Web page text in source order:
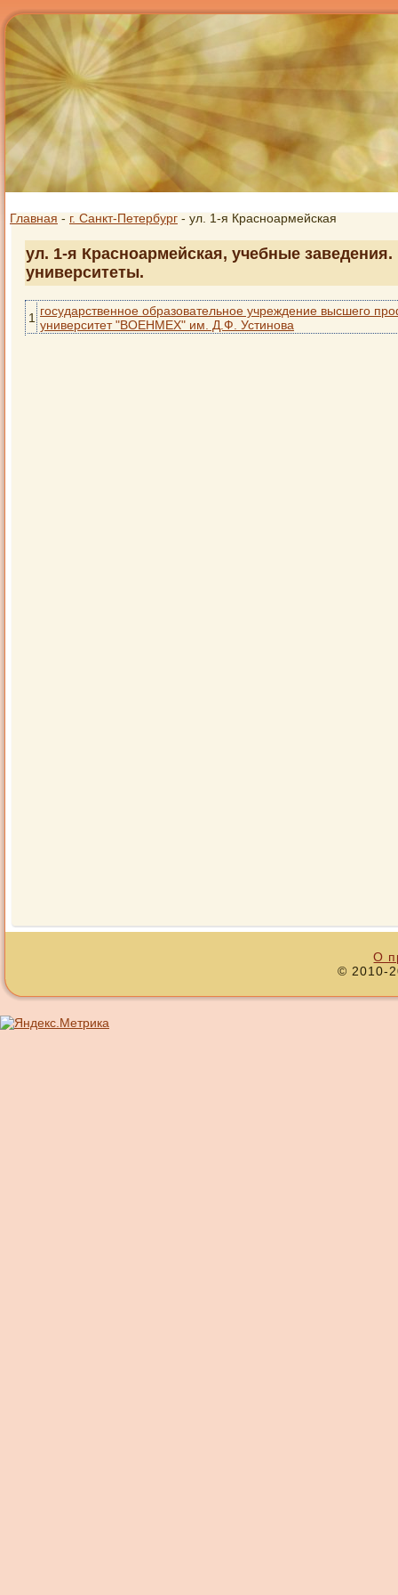
Главная - г. Санкт-Петербург - ул. 1-я Красноармейская
ул. 1-я Красноармейская, учебные
университеты.
1 государственное образовательное учреждение высшего
университет "ВОЕНМЕХ" им. Д.Ф. Устинова
О
© 2010-